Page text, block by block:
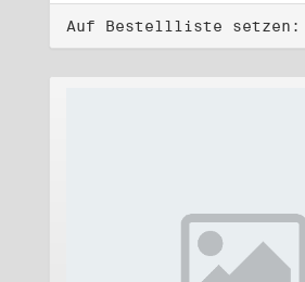
Auf Bestellliste setzen: